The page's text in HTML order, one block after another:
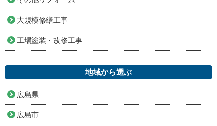
大規模修繕工事
工場塗装・改修工事
地域から選ぶ
広島県
広島市